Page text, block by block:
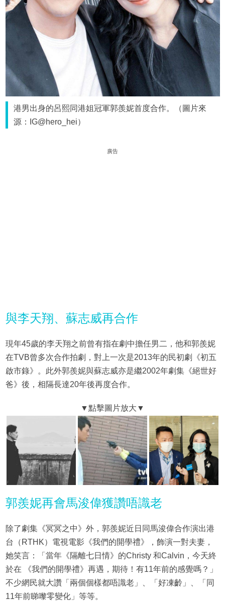
港男出身的呂熙同港姐冠軍郭羨妮首度合作。（圖片來
源：IG@hero_hei）
廣告
與李天翔、蘇志威再合作
現年45歲的李天翔之前曾有指在劇中擔任男二，他和郭羨妮
在TVB曾多次合作拍劇，對上一次是2013年的民初劇《初五
啟市錄》。此外郭羨妮與蘇志威亦是繼2002年劇集《絕世好
爸》後，相隔長達20年後再度合作。
郭羨妮再會馬浚偉獲讚唔識老
除了劇集《冥冥之中》外，郭羨妮近日同馬浚偉合作演出港
台（RTHK）電視電影《我們的開學禮》，飾演一對夫妻，
她笑言：「當年《隔離七日情》的Christy 和Calvin，今天終
於在 《我們的開學禮》再遇，期待！有11年前的感覺嗎？」
不少網民就大讚「兩個個樣都唔識老」、「好凍齡」、「同
11年前睇嚟零變化」等等。